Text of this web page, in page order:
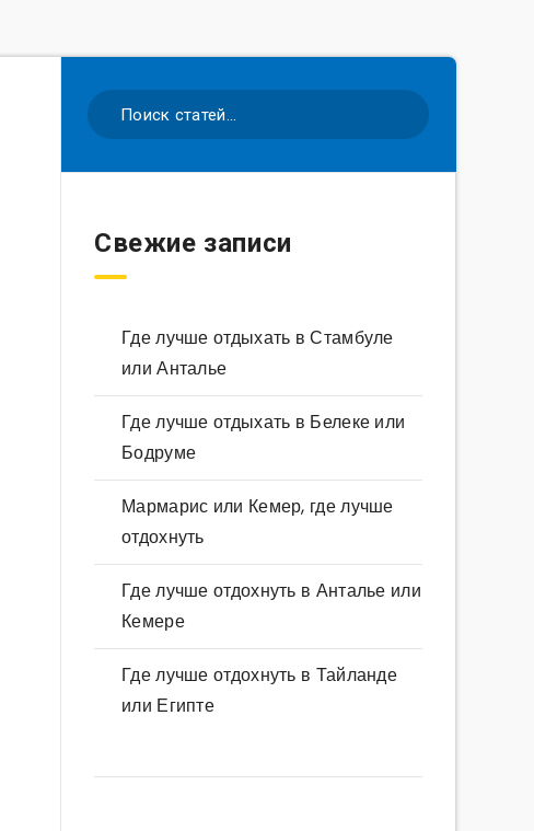
Свежие записи
Где лучше отдыхать в Стамбуле
или Анталье
Где лучше отдыхать в Белеке или
Бодруме
Мармарис или Кемер, где лучше
отдохнуть
Где лучше отдохнуть в Анталье или
Кемере
Где лучше отдохнуть в Тайланде
или Египте